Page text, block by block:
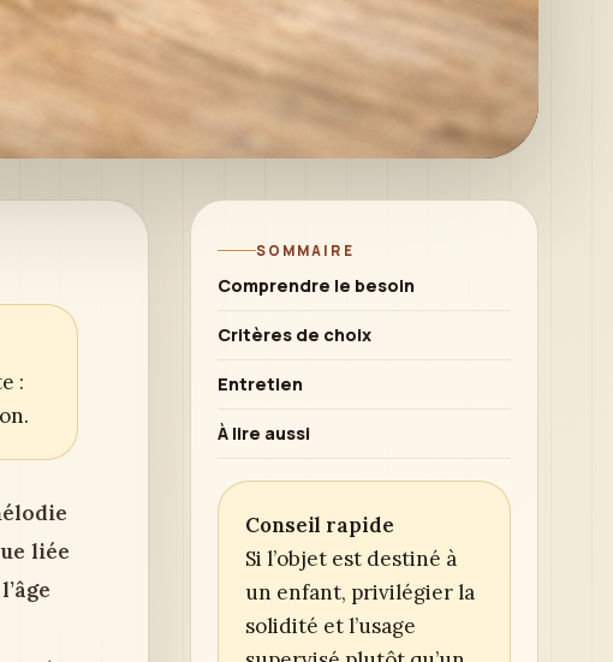
:
liée
SOMMAIRE
Comprendre le besoin
Critères de choix
Entretien
À lire aussi
Conseil rapide
Si l’objet est destiné à
un enfant, privilégier la
solidité et l’usage